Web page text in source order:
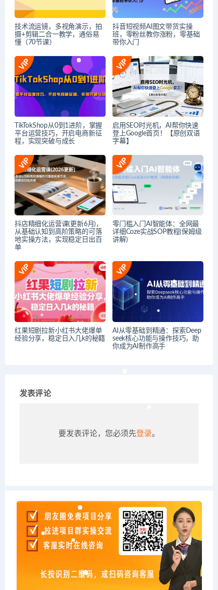
技术流运镜，多视角演示，拍
摄+剪辑二合一教学，通俗易
懂（70节课）
抖音短视频AI图文带货实操
班，零粉丝教你涨粉，零基础
带你入门
TikTokShop从0到1进阶，掌握
平台运营技巧，开启电商新征
程，实现突破与成长
启用SEO时光机，AI帮你快速
登上Google首页！【原创双语
字幕】
抖店精细化运营课(更新6月)，
从基础认知到高阶策略的可落
地实操方法，实现稳定日出百
单
零门槛入门AI智能体：全网最
详细Coze实战SOP教程(保姆级
讲解)
红果短剧拉新小红书大佬爆单
经验分享，稳定日入几k的秘籍
AI从零基础到精通：探索Deep
seek核心功能与操作技巧，助
你成为AI制作高手
发表评论
要发表评论，您必须先登录。